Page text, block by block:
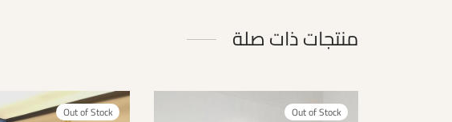
منتجات ذات صلة
Out of Stock
Out of Stock